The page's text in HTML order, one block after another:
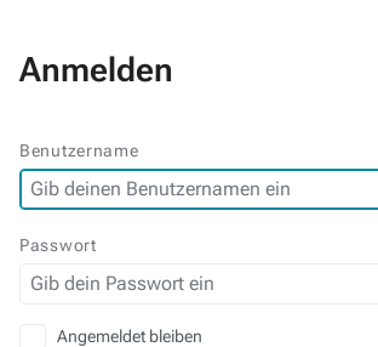
Anmelden
Benutzername
Passwort
Angemeldet bleiben